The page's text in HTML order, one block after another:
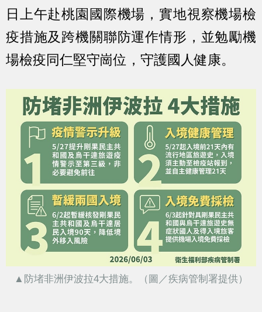
日上午赴桃園國際機場，實地視察機場檢
疫措施及跨機關聯防運作情形，並勉勵機
場檢疫同仁堅守崗位，守護國人健康。
▲防堵非洲伊波拉4大措施。（圖／疾病管制署提供）